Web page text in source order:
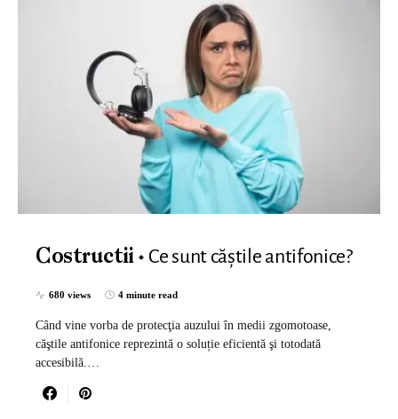
Costructii Ce sunt căștile antifonice?
680 views 4 minute read
Când vine vorba de protecţia auzului în medii zgomotoase,
căştile antifonice reprezintă o soluție eficientă şi totodată
accesibilă.…